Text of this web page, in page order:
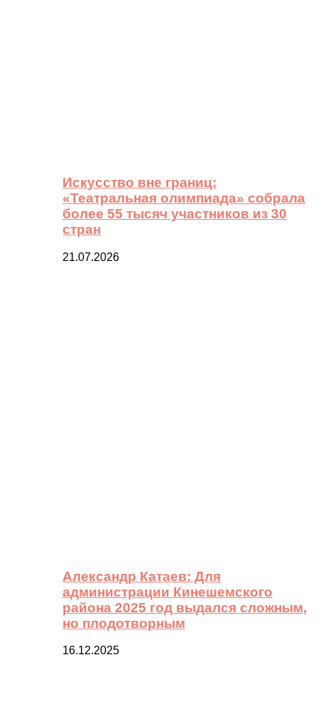
Искусство вне границ:
«Театральная олимпиада» собрала
более 55 тысяч участников из 30
стран
21.07.2026
Александр Катаев: Для
администрации Кинешемского
района 2025 год выдался сложным,
но плодотворным
16.12.2025